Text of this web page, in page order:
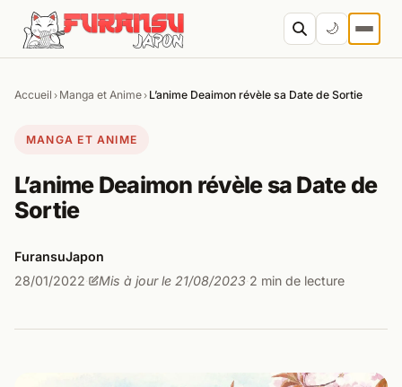
Aller au contenu
🌙
Accueil › Manga et Anime› L’anime Deaimon révèle sa Date de Sortie
MANGA ET ANIME
L’anime Deaimon révèle sa Date de
Sortie
FuransuJapon
28/01/2022· Mis à jour le 21/08/2023· 2 min de lecture